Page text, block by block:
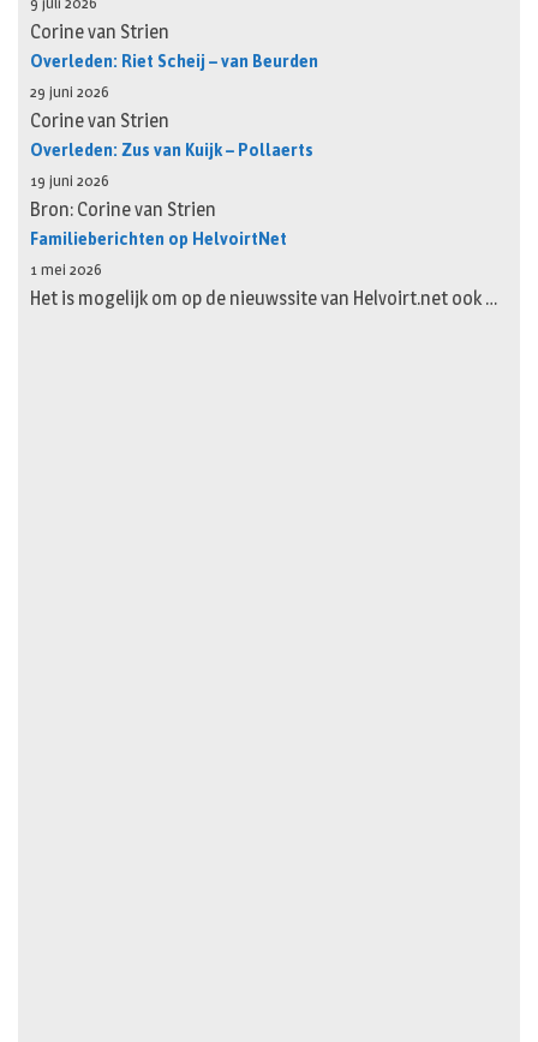
Corine van Strien
Overleden: Riet Scheij – van Beurden
29 juni 2026
Corine van Strien
Overleden: Zus van Kuijk – Pollaerts
19 juni 2026
Bron: Corine van Strien
Familieberichten op HelvoirtNet
1 mei 2026
Het is mogelijk om op de nieuwssite van Helvoirt.net ook …